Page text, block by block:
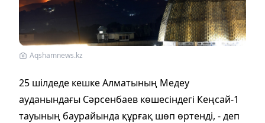
Aqshamnews.kz
25 шілдеде кешке Алматының Медеу
ауданындағы Сәрсенбаев көшесіндегі Кеңсай-1
тауының баурайында құрғақ шөп өртенді, - деп